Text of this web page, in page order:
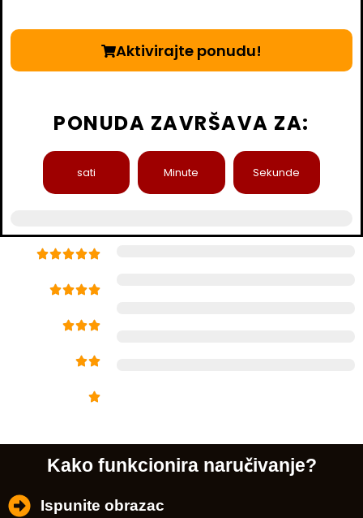
Aktivirajte ponudu!
PONUDA ZAVRŠAVA ZA:
sati Minute Sekunde
Kako funkcionira naručivanje?
Ispunite obrazac